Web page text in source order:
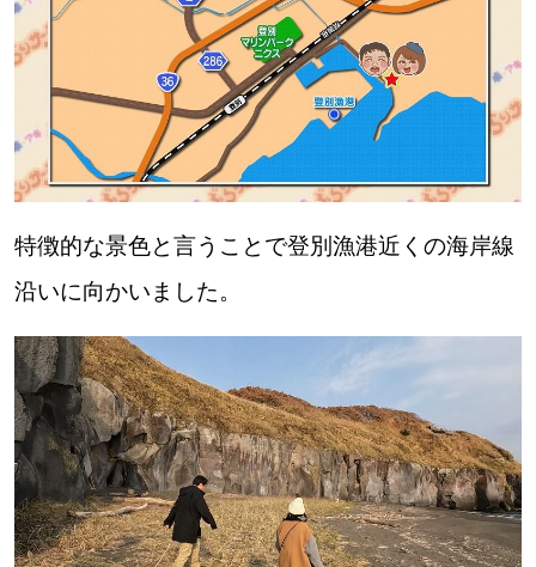
特徴的な景色と言うことで登別漁港近くの海岸線
沿いに向かいました。